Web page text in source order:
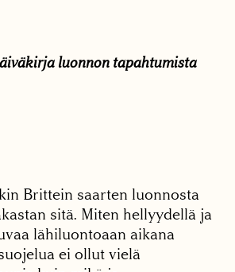
luonnon tapahtumista
Brittein saarten luonnosta
sitä. Miten hellyydellä ja
lähiluontoaan aikana
ei ollut vielä